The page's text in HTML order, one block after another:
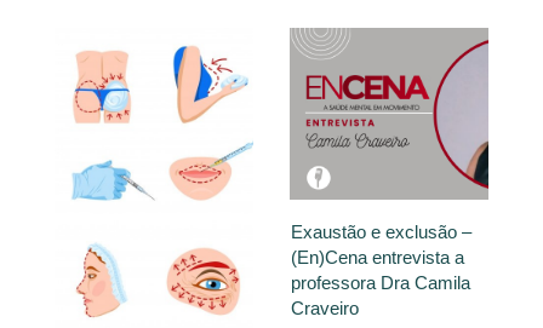
Exaustão e exclusão –
(En)Cena entrevista a
professora Dra Camila
Craveiro